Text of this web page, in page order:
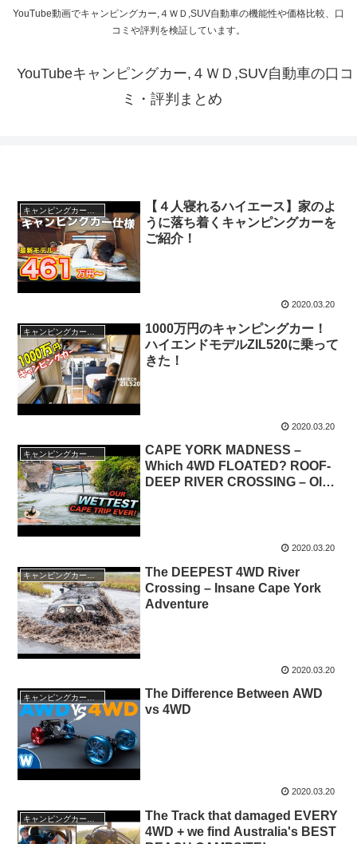
YouTube動画でキャンピングカー,４ＷＤ,SUV自動車の機能性や価格比較、口
コミや評判を検証しています。
YouTubeキャンピングカー,４ＷＤ,SUV自動車の口コ
ミ・評判まとめ
【４人寝れるハイエース】家のよ
うに落ち着くキャンピングカーを
ご紹介！
2020.03.20
キャンピングカー・SUV人気車種
1000万円のキャンピングカー！
ハイエンドモデルZIL520に乗って
きた！
2020.03.20
CAPE YORK MADNESS –
Which 4WD FLOATED? ROOF-
DEEP RIVER CROSSING – Old
2020.03.20
キャンピングカー・SUV人気車種
The DEEPEST 4WD River
Crossing – Insane Cape York
Adventure
2020.03.20
The Difference Between AWD
vs 4WD
2020.03.20
The Track that damaged EVERY
4WD + we find Australia's BEST